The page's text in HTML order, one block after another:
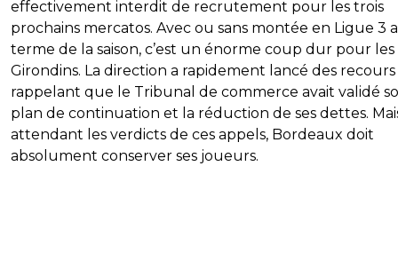
effectivement interdit de recrutement pour les trois
prochains mercatos. Avec ou sans montée en Ligue 3
terme de la saison, c’est un énorme coup dur pour les
Girondins. La direction a rapidement lancé des
rappelant que le Tribunal de commerce avait validé
plan de continuation et la réduction de ses dettes.
attendant les verdicts de ces appels, Bordeaux doit
absolument conserver ses joueurs.